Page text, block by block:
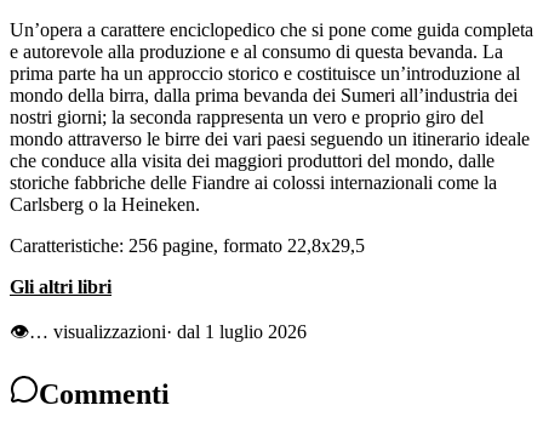
Un’opera a carattere enciclopedico che si pone come guida completa
e autorevole alla produzione e al consumo di questa bevanda. La
prima parte ha un approccio storico e costituisce un’introduzione al
mondo della birra, dalla prima bevanda dei Sumeri all’industria dei
nostri giorni; la seconda rappresenta un vero e proprio giro del
mondo attraverso le birre dei vari paesi seguendo un itinerario ideale
che conduce alla visita dei maggiori produttori del mondo, dalle
storiche fabbriche delle Fiandre ai colossi internazionali come la
Carlsberg o la Heineken.
Caratteristiche: 256 pagine, formato 22,8x29,5
Gli altri libri
👁… visualizzazioni· dal 1 luglio 2026
Commenti